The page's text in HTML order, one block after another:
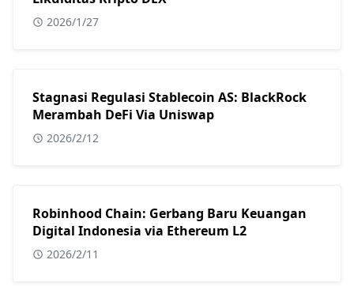
2026/1/27
Stagnasi Regulasi Stablecoin AS: BlackRock
Merambah DeFi Via Uniswap
2026/2/12
Robinhood Chain: Gerbang Baru Keuangan
Digital Indonesia via Ethereum L2
2026/2/11